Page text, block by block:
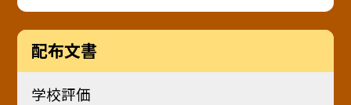
配布文書
学校評価